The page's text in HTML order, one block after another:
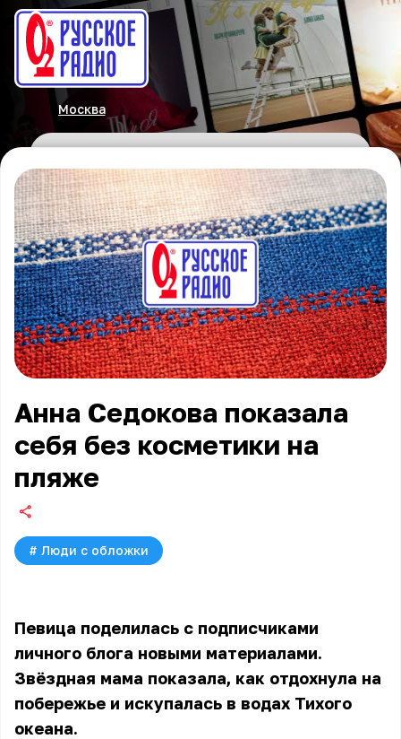
Москва
Анна Седокова показала
себя без косметики на
пляже
# Люди с обложки
Певица поделилась с подписчиками
личного блога новыми материалами.
Звёздная мама показала, как отдохнула на
побережье и искупалась в водах Тихого
океана.